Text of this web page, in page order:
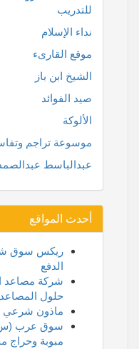
للتدريب
نداء الإسلام
موقع القارىء
الشيخ ابن باز
صيد الفوائد
الألوكة
موسوعة تراجم
عبدالباسط عبدالصمد
أحدث المواقع
ريكس سوق شحن
الدفع
حلول المصاعد
ماذون شرعي
سوق عرب (س
مبوبة وحراج